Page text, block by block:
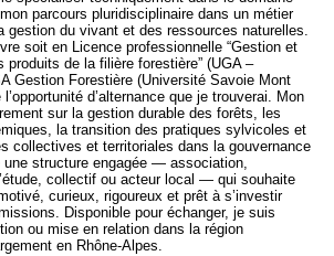
parcours pluridisciplinaire dans un métier
gestion du vivant et des ressources naturelles.
soit en Licence professionnelle “Gestion et
produits de la filière forestière” (UGA –
Gestion Forestière (Université Savoie Mont
d’alternance que je trouverai. Mon
sur la gestion durable des forêts, les
la transition des pratiques sylvicoles et
collectives et territoriales dans la gouvernance
une structure engagée — association,
collectif ou acteur local — qui souhaite
curieux, rigoureux et prêt à s’investir
Disponible pour échanger, je suis
ou mise en relation dans la région
en Rhône-Alpes.